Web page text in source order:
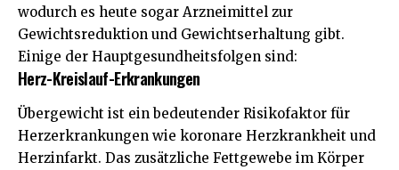
wodurch es heute sogar Arzneimittel zur
Gewichtsreduktion und Gewichtserhaltung gibt.
Einige der Hauptgesundheitsfolgen sind:
Herz-Kreislauf-Erkrankungen
Übergewicht ist ein bedeutender Risikofaktor für
Herzerkrankungen wie koronare Herzkrankheit und
Herzinfarkt. Das zusätzliche Fettgewebe im Körper